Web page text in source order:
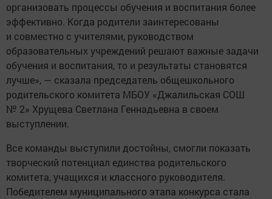
организовать процессы обучения и воспитания более
эффективно. Когда родители заинтересованы
и совместно с учителями, руководством
образовательных учреждений решают важные задачи
обучения и воспитания, то и результаты становятся
лучше», — сказала председатель общешкольного
родительского комитета МБОУ «Джалильская СОШ
№ 2» Хрущева Светлана Геннадьевна в своем
выступлении.
Все команды выступили достойны, смогли показать
творческий потенциал единства родительского
комитета, учащихся и классного руководителя.
Победителем муниципального этапа конкурса стала